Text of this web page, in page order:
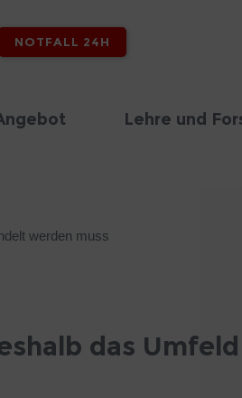
NOTFALL 24H
Lehre und
werden muss
das